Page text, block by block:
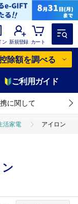
ン 新規登録 カート
除額を調べる
ご利用ガイド
に関して
活家電 アイロン